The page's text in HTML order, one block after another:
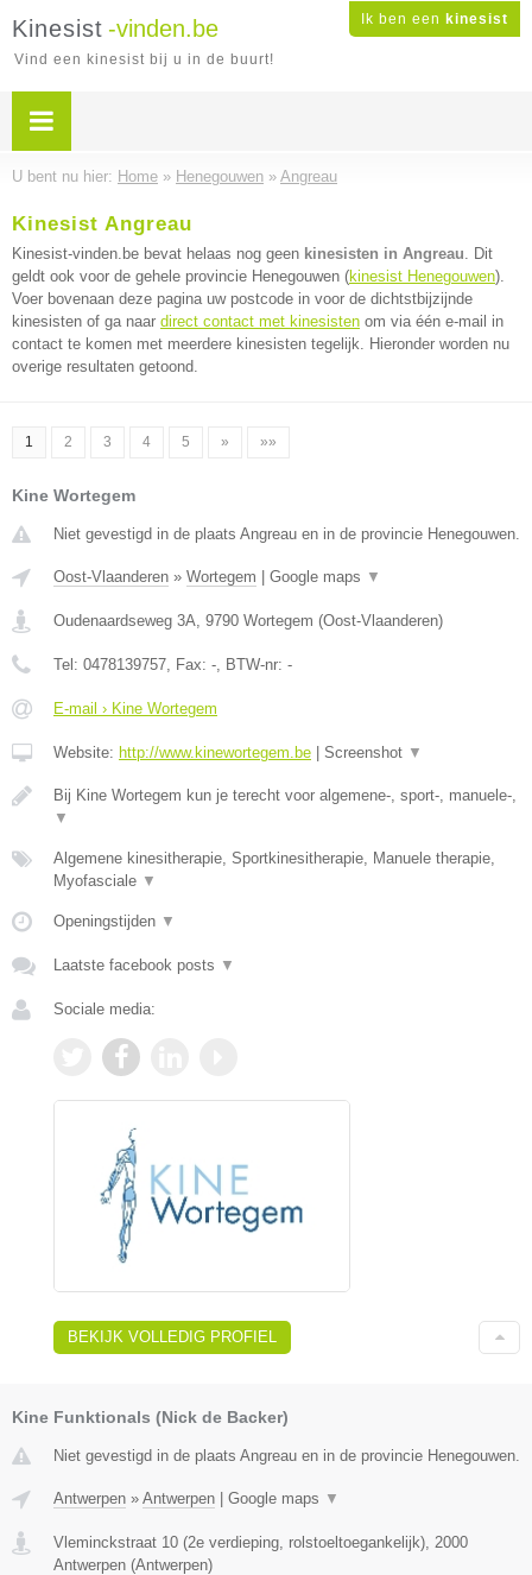
Ik ben een kinesist
Kinesist -vinden.be
Vind een kinesist bij u in de buurt!
U bent nu hier: Home » Henegouwen » Angreau
Kinesist Angreau
Kinesist-vinden.be bevat helaas nog geen kinesisten in Angreau. Dit
geldt ook voor de gehele provincie Henegouwen (kinesist Henegouwen).
Voer bovenaan deze pagina uw postcode in voor de dichtstbijzijnde
kinesisten of ga naar direct contact met kinesisten om via één e-mail in
contact te komen met meerdere kinesisten tegelijk. Hieronder worden nu
overige resultaten getoond.
1 2 3 4 5 » »»
Kine Wortegem
Niet gevestigd in de plaats Angreau en in de provincie Henegouwen.
Oost-Vlaanderen » Wortegem Google maps ▼
Oudenaardseweg 3A, 9790 Wortegem (Oost-Vlaanderen)
Tel: 0478139757, Fax: -, BTW-nr: -
E-mail › Kine Wortegem
Website: http://www.kinewortegem.be Screenshot ▼
Bij Kine Wortegem kun je terecht voor algemene-, sport-, manuele-,
▼
Algemene kinesitherapie, Sportkinesitherapie, Manuele therapie,
Myofasciale ▼
Openingstijden ▼
Laatste facebook posts ▼
Sociale media:
BEKIJK VOLLEDIG PROFIEL
Kine Funktionals (Nick de Backer)
Niet gevestigd in de plaats Angreau en in de provincie Henegouwen.
Antwerpen » Antwerpen | Google maps ▼
Vleminckstraat 10 (2e verdieping, rolstoeltoegankelijk) 2000
Antwerpen (Antwerpen)